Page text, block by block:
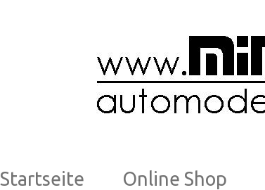
Startseite Online Shop